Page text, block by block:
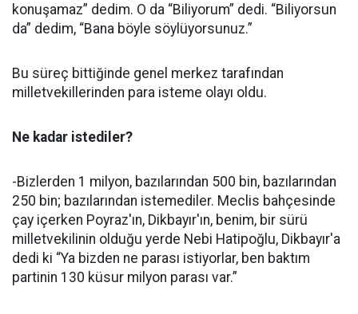
konuşamaz” dedim. O da “Biliyorum” dedi. “Biliyorsun
da” dedim, “Bana böyle söylüyorsunuz.”
Bu süreç bittiğinde genel merkez tarafından
milletvekillerinden para isteme olayı oldu.
Ne kadar istediler?
-Bizlerden 1 milyon, bazılarından 500 bin, bazılarından
250 bin; bazılarından istemediler. Meclis bahçesinde
çay içerken Poyraz'ın, Dikbayır'ın, benim, bir sürü
milletvekilinin olduğu yerde Nebi Hatipoğlu, Dikbayır'a
dedi ki “Ya bizden ne parası istiyorlar, ben baktım
partinin 130 küsur milyon parası var.”